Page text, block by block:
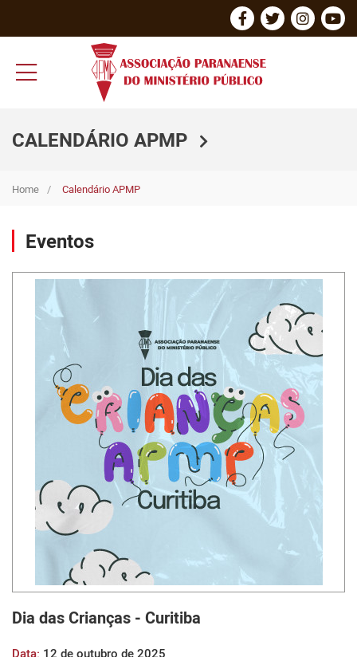
CALENDÁRIO APMP
Home Calendário APMP
Eventos
Dia das Crianças - Curitiba
Data: 12 de outubro de 2025